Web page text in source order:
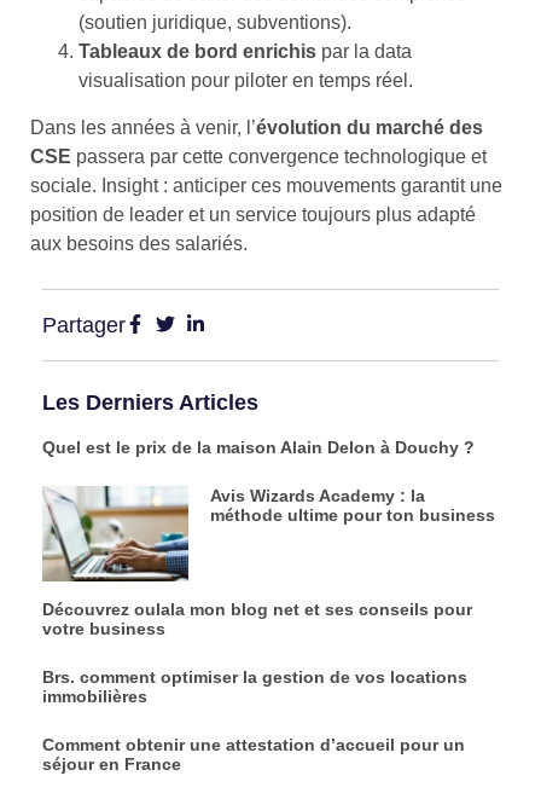
(soutien juridique, subventions).
Tableaux de bord enrichis par la data
visualisation pour piloter en temps réel.
Dans les années à venir, l’évolution du marché des
CSE passera par cette convergence technologique et
sociale. Insight : anticiper ces mouvements garantit une
position de leader et un service toujours plus adapté
aux besoins des salariés.
Partager
Les Derniers Articles
Quel est le prix de la maison Alain Delon à Douchy ?
Avis Wizards Academy : la
méthode ultime pour ton business
Découvrez oulala mon blog net et ses conseils pour
votre business
Brs. comment optimiser la gestion de vos locations
immobilières
Comment obtenir une attestation d’accueil pour un
séjour en France